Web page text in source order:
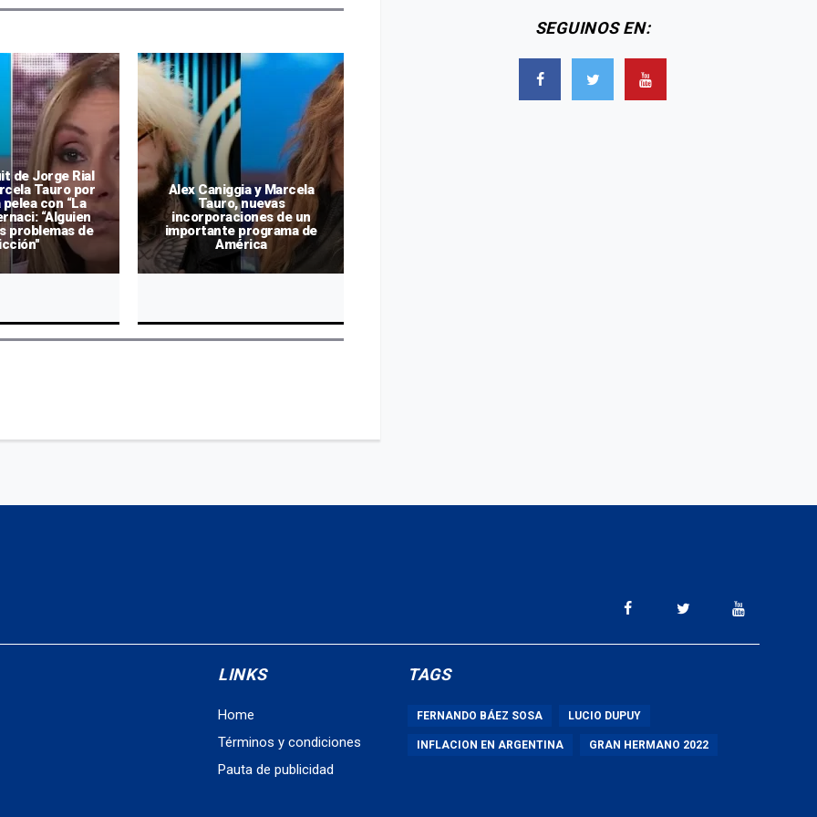
de Jorge Rial
Tauro por
con “La
“Alguien
problemas de
Alex Caniggia y Marcela
Tauro, nuevas
incorporaciones de un
importante programa de
América
SEGUINOS EN:
LINKS
Home
Términos y condiciones
Pauta de publicidad
TAGS
FERNANDO BÁEZ SOSA LUCIO DUPUY
INFLACION EN ARGENTINA GRAN HERMANO 2022